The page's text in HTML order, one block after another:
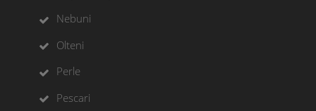
Nebuni
Olteni
Perle
Pescari